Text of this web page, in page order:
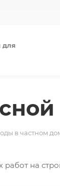
для
в частном
на